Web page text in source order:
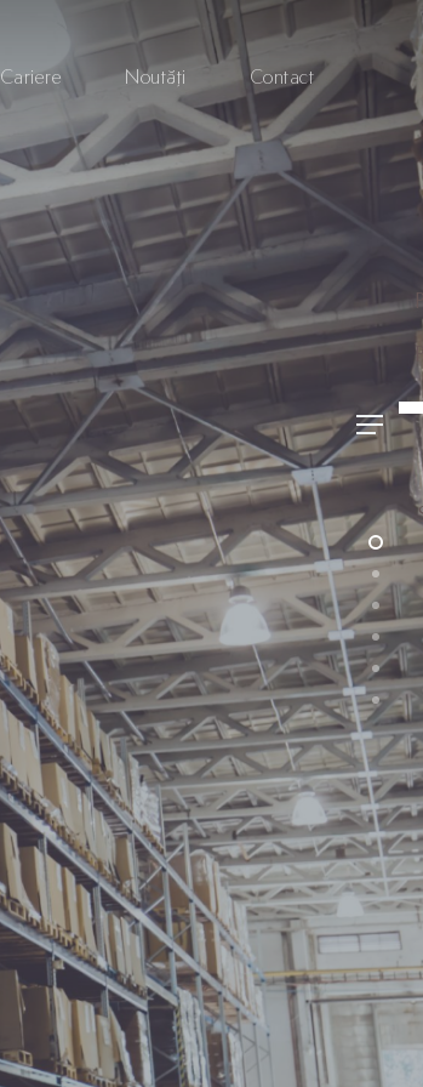
Cariere Noutăți Contact
Contact
(+40) 368 450 127
(+40) 268 316 312
Strada Hermann Oberth, nr. 8,
Brașov, RO